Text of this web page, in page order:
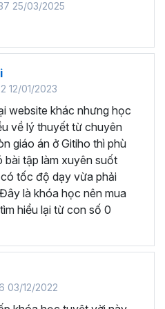
gian, công sức để xử lý
cũng không biết những thứ
không.
tại Việt Nam
tuyển vào vị trí kế toán, xử
cầu thành thạo Excel xử lý
khóa học vềThủ thuật
- EXG02 với hơn7h+ học
bạn sẽ nhận được nhiều lợi
có trình độ chuyên môn
tiễn dày dặn đã và đang đào
Vietcombank, MIC, Tập
True Milk
25/03/2025
12/01/2023
website khác nhưng học
về lý thuyết từ chuyên
giáo án ở Gitiho thì phù
tập làm xuyên suốt
tốc độ dạy vừa phải
là khóa học nên mua
hiểu lại từ con số 0
03/12/2022